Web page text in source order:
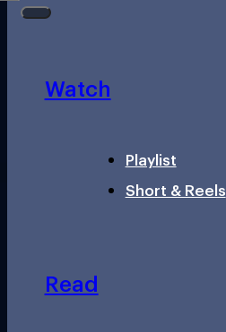
Watch
Playlist
Short & Reels
Read